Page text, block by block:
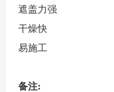
遮盖力强
干燥快
易施工
备注: